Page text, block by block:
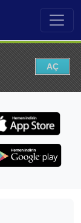
AÇ